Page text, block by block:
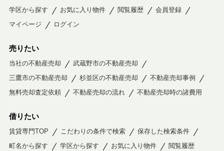
学区から探す
お気に入り物件 閲覧履歴
会員登録
マイページ
ログイン
売りたい
当社の不動産売却
武蔵野市の不動産売却
三鷹市の不動産売却
杉並区の不動産売却
不動産売却事例
無料売却査定依頼
不動産売却の流れ 不動産売却時の諸費用
借りたい
賃貸専門TOP こだわりの条件で検索
保存した検索条件
町名から探す
学区から探す お気に入り物件 閲覧履歴